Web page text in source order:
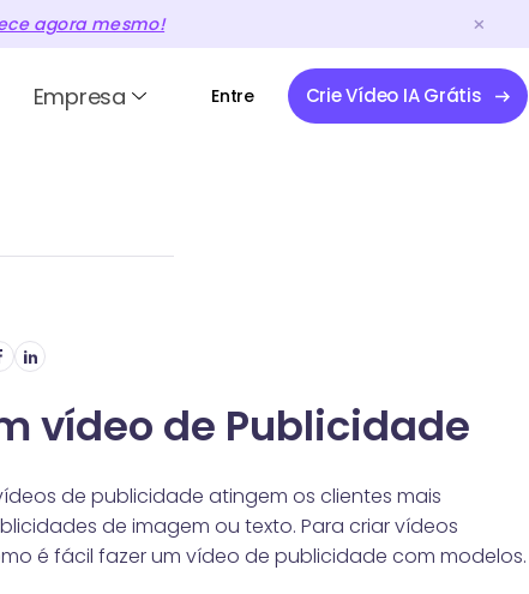
agora mesmo!
Empresa Entre Crie Vídeo IA Grátis
vídeo de Publicidade
de publicidade atingem os clientes mais
de imagem ou texto. Para criar vídeos
é fácil fazer um vídeo de publicidade com modelos.